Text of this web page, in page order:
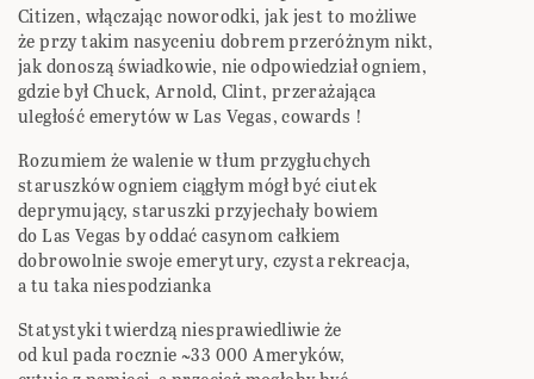
Citizen, włączając noworodki, jak jest to możliwe
że przy takim nasyceniu dobrem przeróżnym nikt,
jak donoszą świadkowie, nie odpowiedział ogniem,
gdzie był Chuck, Arnold, Clint, przerażająca
uległość emerytów w Las Vegas, cowards !
Rozumiem że walenie w tłum przygłuchych
staruszków ogniem ciągłym mógł być ciutek
deprymujący, staruszki przyjechały bowiem
do Las Vegas by oddać casynom całkiem
dobrowolnie swoje emerytury, czysta rekreacja,
a tu taka niespodzianka
Statystyki twierdzą niesprawiedliwie że
od kul pada rocznie ~33 000 Ameryków,